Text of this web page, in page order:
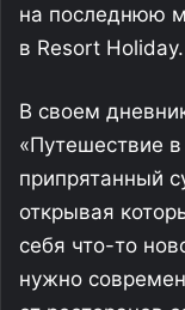
на последнюю
в Resort Holiday.
В своем
«Путешествие
припрятанный
открывая
себя что-то
нужно